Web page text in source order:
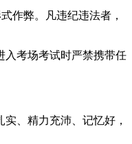
作弊。凡违纪违法者，
考场考试时严禁携带任
、精力充沛、记忆好，